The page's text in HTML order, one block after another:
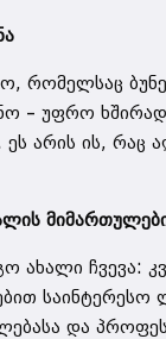
რომელსაც
– უფრო
არის ის, რაც
ახალი ჩვევა:
საინტერესო
და